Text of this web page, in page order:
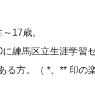
17歳。
練馬区立生涯学習
る方。（ *、** 印の